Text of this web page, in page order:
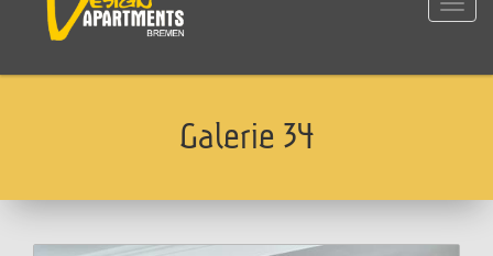
Galerie 34